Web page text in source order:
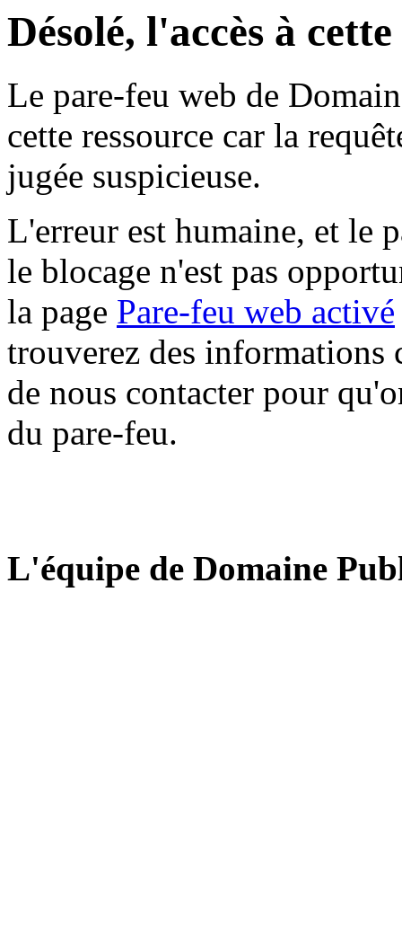
Désolé, l'accès à
Le pare-feu web de
cette ressource car la
jugée suspicieuse.
L'erreur est humaine, et le
le blocage n'est pas
la page Pare-feu web activé
trouverez des informations
de nous contacter pour
du pare-feu.
L'équipe de Domaine